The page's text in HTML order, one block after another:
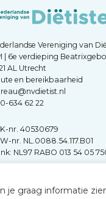
je graag informatie
Vereniging van
| 6e verdieping
AL Utrecht
en bereikbaarheid
634 62 22
nr. 40530679
nr. NL.0088.54.117.B01
NL97 RABO 013 54 05